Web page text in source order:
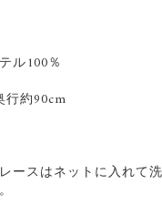
ル100％
行約90cm
ースはネットに入れて